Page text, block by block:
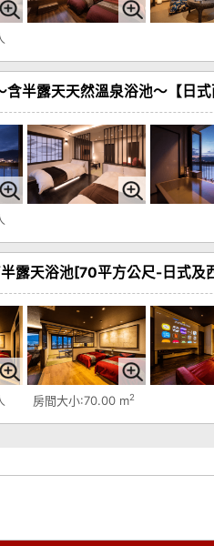
半露天天然溫泉浴池～【日式
露天浴池[70平方公尺-日式及
房間大小:70.00 m2